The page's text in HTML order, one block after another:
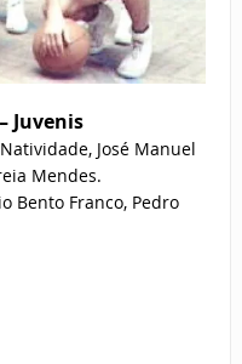
Juvenis
José Manuel
Mendes.
Bento Franco, Pedro